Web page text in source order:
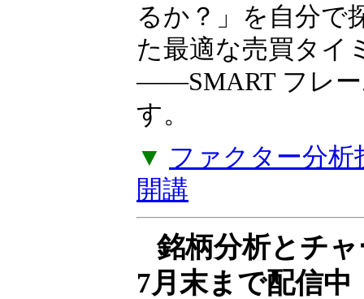
資指標にするか？
るか？」を自分で
た最適な売買タイ
――SMART フレー
す。
▼ ファクター分析
開講
銘柄分析とチ